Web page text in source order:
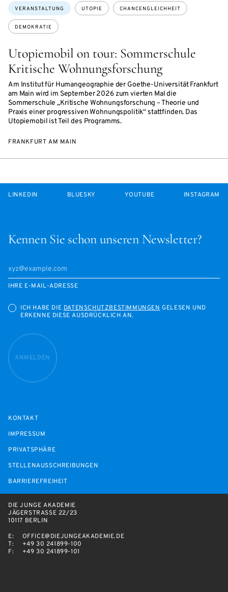
Utopiemobil on tour: Sommerschule
Kritische Wohnungsforschung
Am Institut für Humangeographie der Goethe-Universität Frankfurt
am Main wird im September 2026 zum vierten Mal die
Sommerschule „Kritische Wohnungsforschung – Theorie und
Praxis einer progressiven Wohnungspolitik“ stattfinden. Das
Utopiemobil ist Teil des Programms.
Themen:
VERANSTALTUNG UTOPIE CHANCENGLEICHHEIT
DEMOKRATIE
FRANKFURT AM MAIN
Kennen Sie schon unseren Newsletter?
IHRE E-MAIL-ADRESSE
ICH HABE DIE DATENSCHUTZBESTIMMUNGEN GELESEN UND
ERKENNE DIESE AUSDRÜCKLICH AN.
ANMELDEN
LINKEDIN BLUESKY YOUTUBE INSTAGRAM
KONTAKT
IMPRESSUM
PRIVATSPHÄRE
STELLENAUSSCHREIBUNGEN
BARRIEREFREIHEIT
DIE JUNGE AKADEMIE
JÄGERSTRASSE 22/23
10117 BERLIN
E:
OFFICE@DIEJUNGEAKADEMIE.DE
T:
+49 30 241899-100
F:
+49 30 241899-101